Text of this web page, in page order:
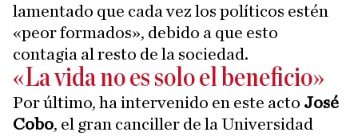
lamentado que cada vez los políticos estén
«peor formados», debido a que esto
contagia al resto de la sociedad.
«La vida no es solo el beneficio»
Por último, ha intervenido en este acto José
Cobo, el gran canciller de la Universidad